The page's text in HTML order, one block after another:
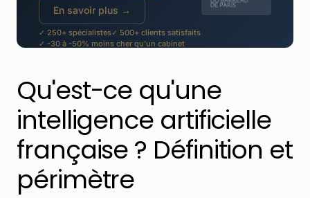
En savoir plus →
✓ 250+ spécialistes✓ 500+ clients satisfaits
✓ -30 à -50% moins cher qu'un cabinet
Qu'est-ce qu'une
intelligence artificielle
française ? Définition et
périmètre